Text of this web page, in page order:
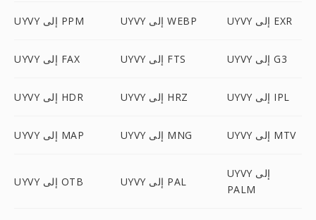
UYVY إلى PPM UYVY إلى WEBP UYVY إلى EXR
UYVY إلى FAX UYVY إلى FTS UYVY إلى G3
UYVY إلى HDR UYVY إلى HRZ UYVY إلى IPL
UYVY إلى MAP UYVY إلى MNG UYVY إلى MTV
UYVY إلى OTB UYVY إلى PAL
UYVY إلى
PALM